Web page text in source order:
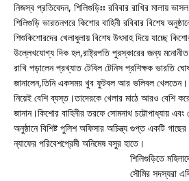
নিজস্ব প্রতিবেদন, শিলিগুড়িঃঃ রবিবার রাখির মালায়
শিলিগুড়ি ভারতনগরে কিশোর বাহিনী রবিবার বিশেষ
শিশুকিশোরদের খেলাধুলায় বিশেষ উৎসাহ দিয়ে যাচ্ছে
উল্লেখযোগ্য দিক হল,রাষ্ট্রপতি পুরস্কারের জন্য
রাখি পড়ালেন প্রখ্যাত টেবিল টেনিস প্রশিক্ষক ভারতি
জানালেন,তিনি একসময় খুব ফুটবল আর ভলিবল খেলতেন।
নিয়েই বেশি ব্যস্ত।তাদেরকে খেলার মাঠে আরও বেশি
জানান।কিশোর বাহিনীর তরফে সোমনাথ চট্টোপাধ্যায় এবং
অনুষ্ঠানে বিশিষ্ট পুলিশ অফিসার অচিন্ত্য গুপ্ত একটি
ন্যাফের পরিবেশপ্রেমী অনিমেষ বসুর হাতে।
শিলিগুড়িতে
সৌমির সদস্যরা